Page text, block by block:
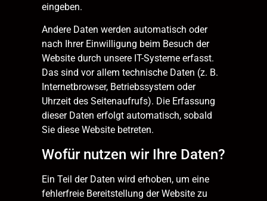
eingeben.
Andere Daten werden automatisch oder
nach Ihrer Einwilligung beim Besuch der
Website durch unsere IT-Systeme erfasst.
Das sind vor allem technische Daten (z. B.
Internetbrowser, Betriebssystem oder
Uhrzeit des Seitenaufrufs). Die Erfassung
dieser Daten erfolgt automatisch, sobald
Sie diese Website betreten.
Wofür nutzen wir Ihre Daten?
Ein Teil der Daten wird erhoben, um eine
fehlerfreie Bereitstellung der Website zu